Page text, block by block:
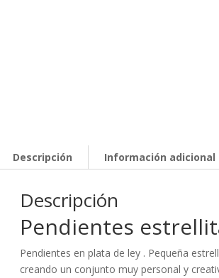
Descripción Información adicional
Descripción
Pendientes
Pendientes en plata de ley . Pequeña
creando un conjunto muy personal y